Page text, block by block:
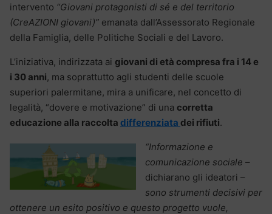
intervento “Giovani protagonisti di sé e del territorio
(CreAZIONI giovani)” emanata dall’Assessorato Regionale
della Famiglia, delle Politiche Sociali e del Lavoro.
L’iniziativa, indirizzata ai giovani di età compresa fra i 14 e
i 30 anni, ma soprattutto agli studenti delle scuole
superiori palermitane, mira a unificare, nel concetto di
legalità, “dovere e motivazione” di una corretta
educazione alla raccolta differenziata dei rifiuti.
“Informazione e
comunicazione sociale –
dichiarano gli ideatori –
sono strumenti decisivi per
ottenere un esito positivo e questo progetto vuole,